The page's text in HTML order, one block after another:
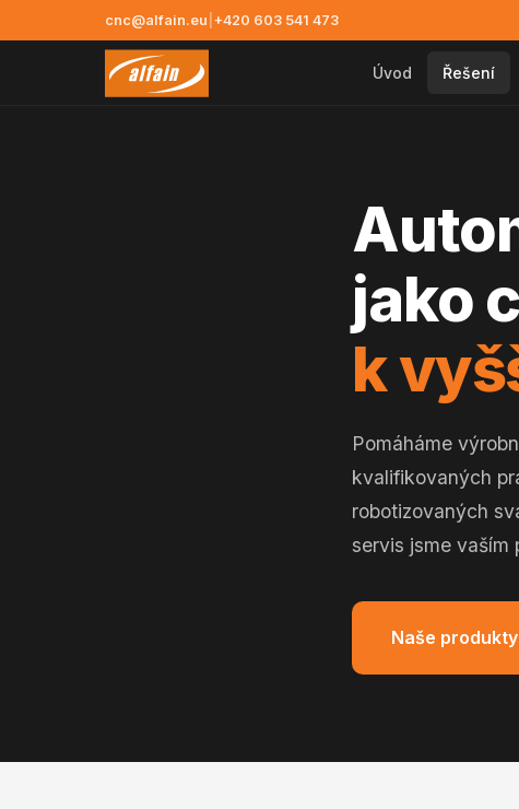
cnc@alfain.eu +420 603 541 473
Úvod Řešení
jako
k
Pomáháme
kvalifikovaných
robotizovaných
servis jsme vaším
Naše produkty